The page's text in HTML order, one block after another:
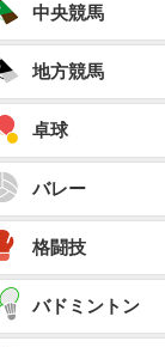
中央競馬
地方競馬
卓球
バレー
格闘技
バドミントン